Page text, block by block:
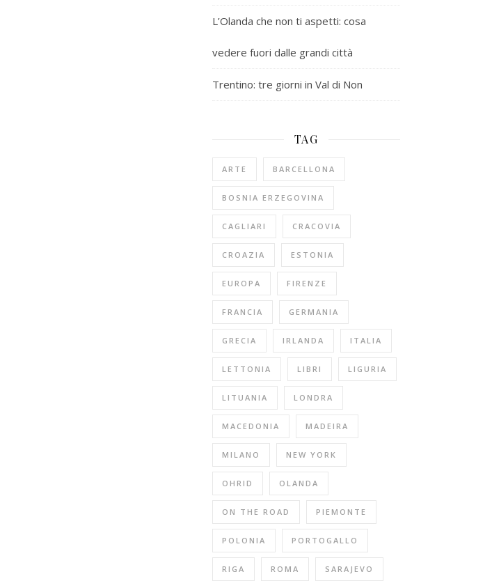
L’Olanda che non ti aspetti: cosa
vedere fuori dalle grandi città
Trentino: tre giorni in Val di Non
TAG
ARTE BARCELLONA
BOSNIA ERZEGOVINA
CAGLIARI CRACOVIA
CROAZIA ESTONIA
EUROPA FIRENZE
FRANCIA GERMANIA
GRECIA IRLANDA ITALIA
LETTONIA LIBRI LIGURIA
LITUANIA LONDRA
MACEDONIA MADEIRA
MILANO NEW YORK
OHRID OLANDA
ON THE ROAD PIEMONTE
POLONIA PORTOGALLO
RIGA ROMA SARAJEVO